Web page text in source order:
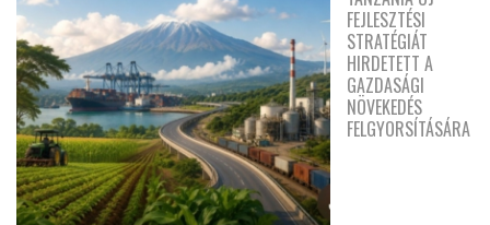
FEJLESZTÉSI
STRATÉGIÁT
HIRDETETT A
GAZDASÁGI
NÖVEKEDÉS
FELGYORSÍTÁSÁRA